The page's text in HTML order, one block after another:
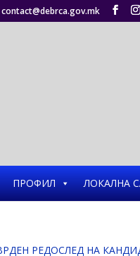
contact@debrca.gov.mk
ПРОФИЛ ЛОКАЛНА